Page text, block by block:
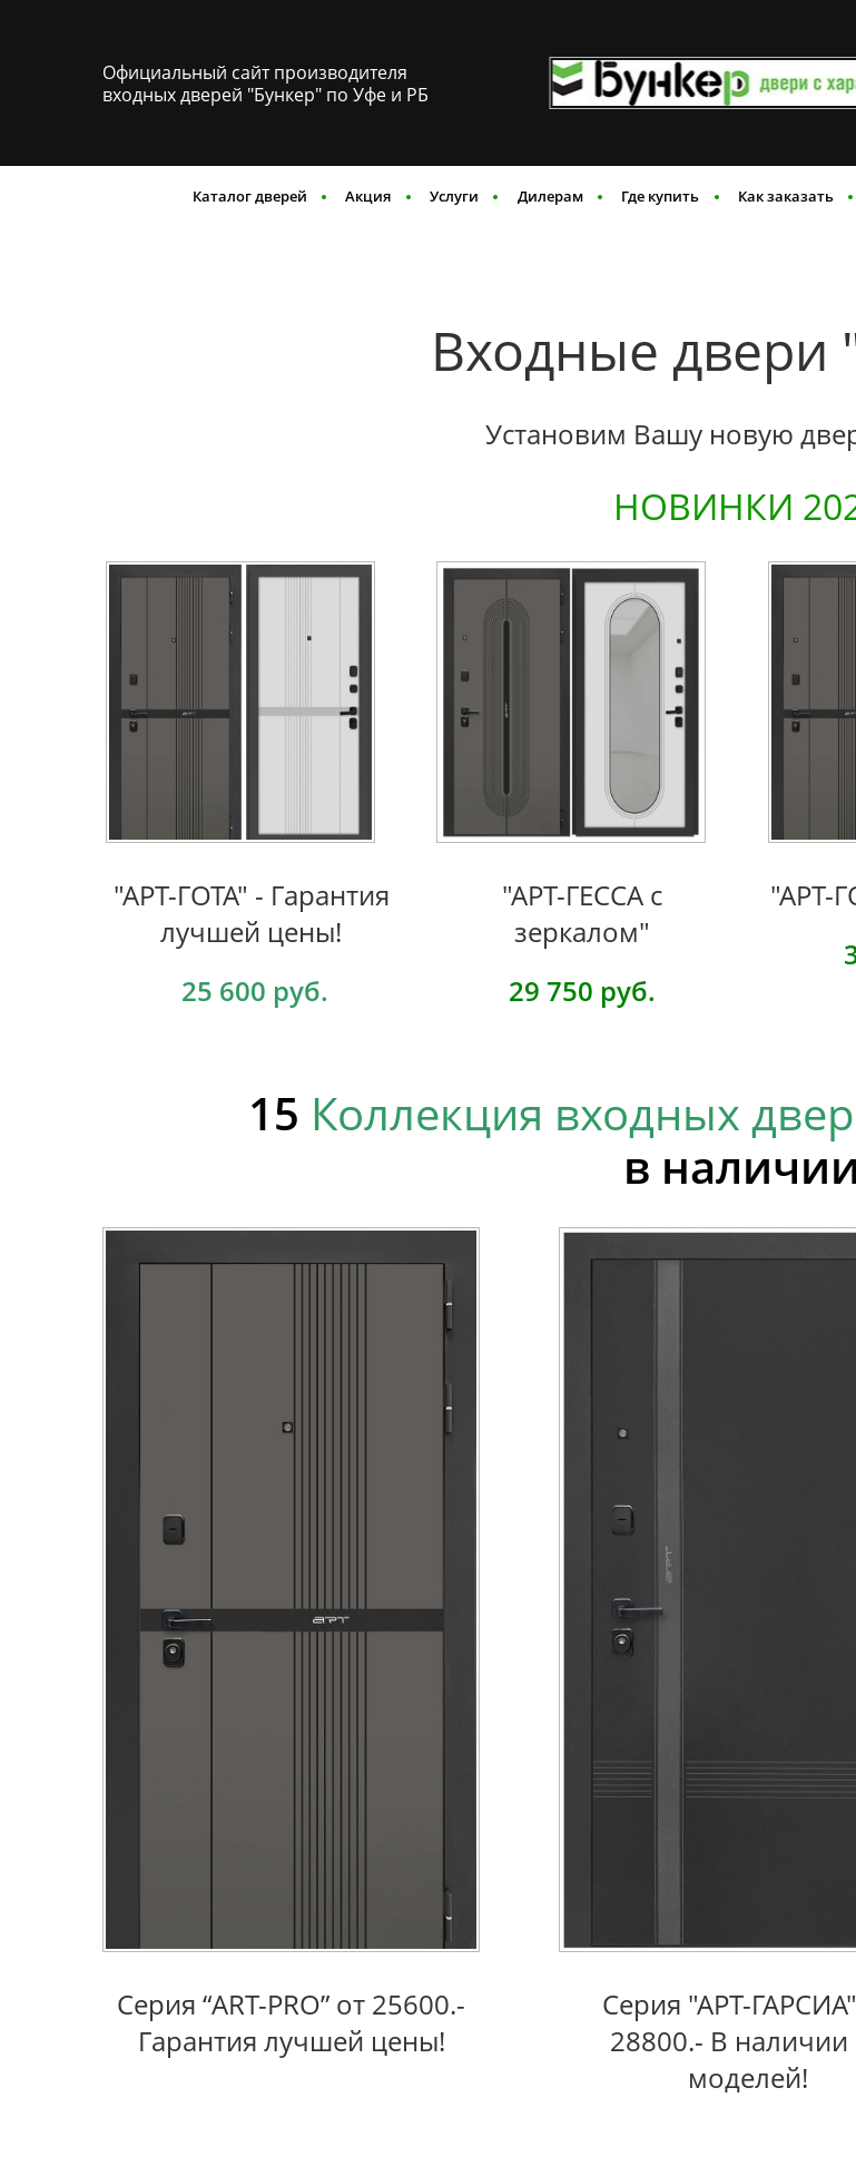
Официальный сайт производителя
входных дверей "Бункер" по Уфе и РБ
Каталог дверей Акция Услуги Дилерам Где купить Как заказать
Входные двери
Установим Вашу новую
НОВИНКИ
"АРT-ГОТА" - Гарантия
лучшей цены!
25 600 руб.
"АРТ-ГЕССА с
зеркалом"
29 750 руб.
"АРТ-
15 Коллекция входных
в наличии
Серия “ART-PRO” от 25600.-
Гарантия лучшей цены!
Серия "АРТ-
28800.- В наличии
моделей!